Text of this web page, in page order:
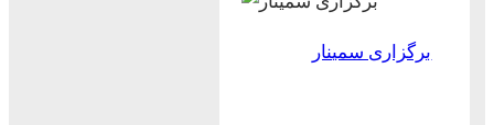
برگزاری سمینار